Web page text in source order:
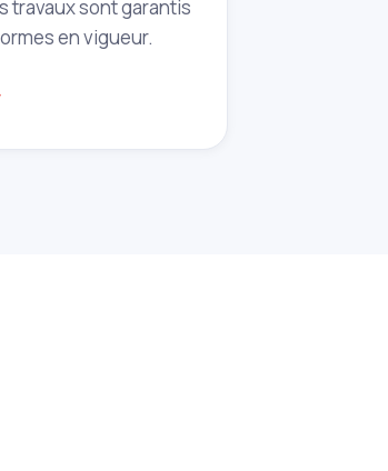
travaux sont garantis
en vigueur.